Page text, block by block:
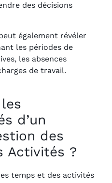
des décisions
également révéler
les périodes de
les absences
de travail.
d’un
des
Activités ?
temps et des activités